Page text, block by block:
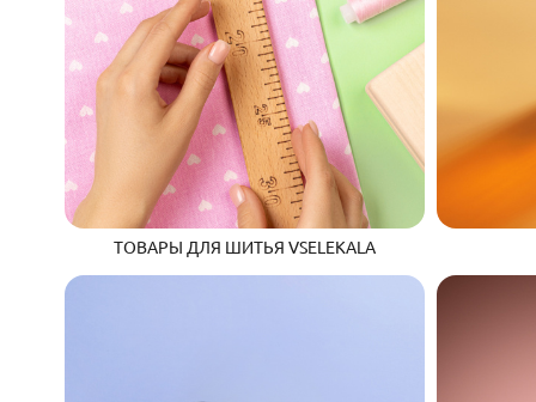
ТОВАРЫ ДЛЯ ШИТЬЯ VSELEKALA